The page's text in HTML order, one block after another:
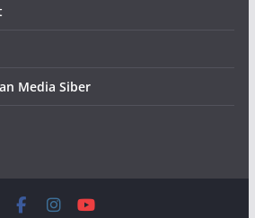
Media Siber